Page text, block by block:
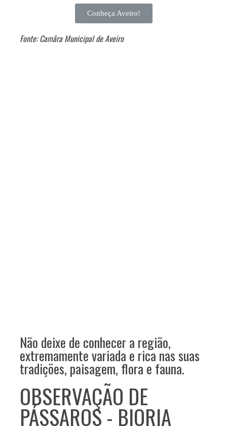
Conheça Aveiro!
Fonte: Camâra Municipal de Aveiro
Não deixe de conhecer a região,
extremamente variada e rica nas suas
tradições, paisagem, flora e fauna.
OBSERVAÇÃO DE
PÁSSAROS - BIORIA